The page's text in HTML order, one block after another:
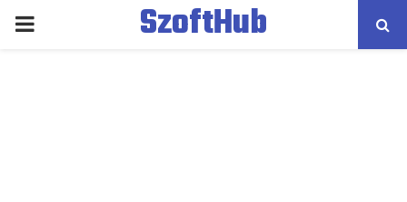
PRIMARY
SzoftHub